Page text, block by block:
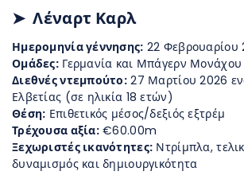
➤ Λέναρτ Καρλ
Ημερομηνία γέννησης: 22 Φεβρουαρίου
Ομάδες:Γερμανία και Μπάγερν Μονάχου
Διεθνές ντεμπούτο: 27 Μαρτίου 2026
Ελβετίας (σε ηλικία 18 ετών)
Θέση: Επιθετικός μέσος/δεξιός εξτρέμ
Τρέχουσα αξία:€60.00m
Ξεχωριστές ικανότητες: Ντρίμπλα,
δυναμισμός και δημιουργικότητα